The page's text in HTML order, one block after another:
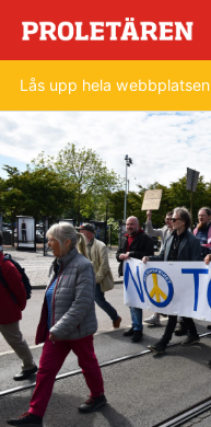
Lås upp hela webbplatsen